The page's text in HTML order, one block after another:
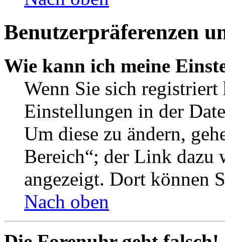
Benutzerpräferenzen
Wie kann ich meine
Wenn Sie sich
Einstellungen in der
Um diese zu ändern,
Bereich“; der Link dazu
angezeigt. Dort können
Nach oben